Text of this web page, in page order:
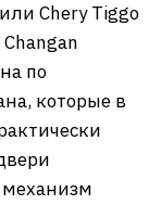
Chery Tiggo
по
которые в
механизм